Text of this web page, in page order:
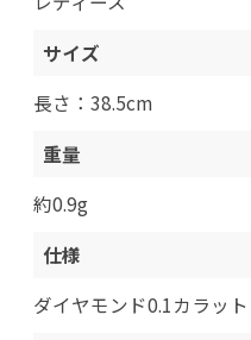
サイズ
長さ：38.5cm
重量
約0.9g
仕様
ダイヤモンド0.1カラット